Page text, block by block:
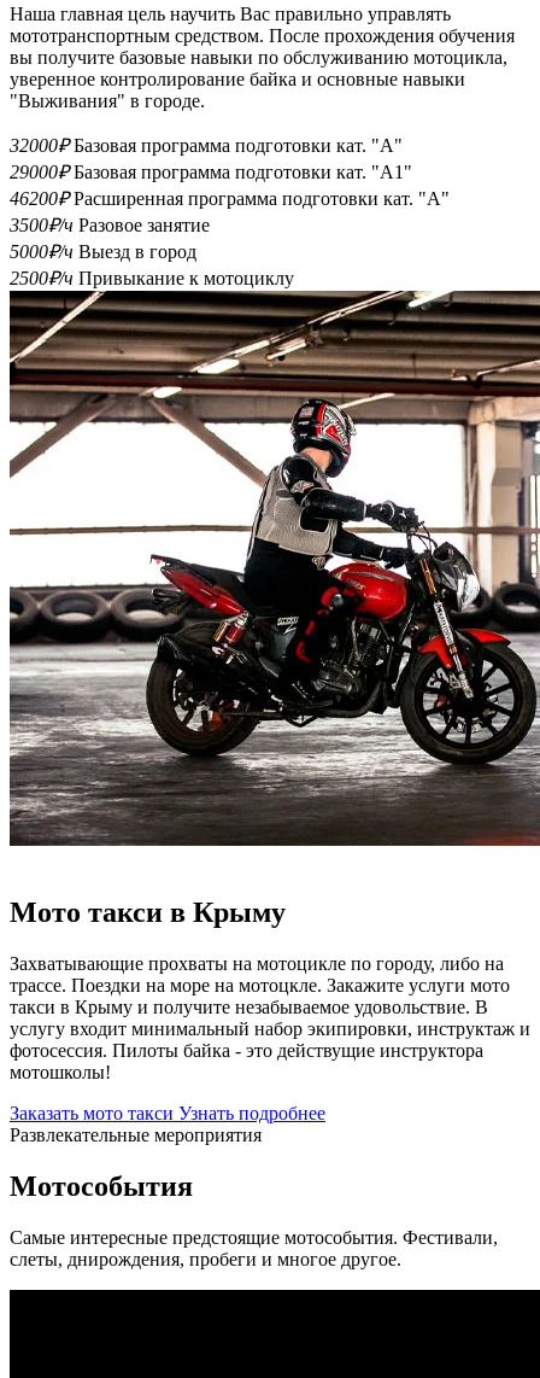
Наша главная цель научить Вас правильно управлять
мототранспортным средством. После прохождения обучения
вы получите базовые навыки по обслуживанию мотоцикла,
уверенное контролирование байка и основные навыки
"Выживания" в городе.
32000₽ Базовая программа подготовки кат. "А"
29000₽ Базовая программа подготовки кат. "А1"
46200₽ Расширенная программа подготовки кат. "А"
3500₽/ч Разовое занятие
5000₽/ч Выезд в город
2500₽/ч Привыкание к мотоциклу
Мото такси в Крыму
Захватывающие прохваты на мотоцикле по городу, либо на
трассе. Поездки на море на мотоцкле. Закажите услуги мото
такси в Крыму и получите незабываемое удовольствие. В
услугу входит минимальный набор экипировки, инструктаж и
фотосессия. Пилоты байка - это действущие инструктора
мотошколы!
Заказать мото такси Узнать подробнее
Развлекательные мероприятия
Мотособытия
Самые интересные предстоящие мотособытия. Фестивали,
слеты, днирождения, пробеги и многое другое.